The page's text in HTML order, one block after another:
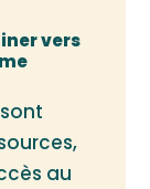
vers
au